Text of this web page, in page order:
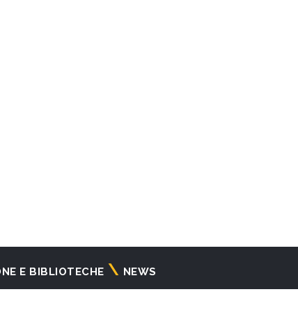
E BIBLIOTECHE NEWS